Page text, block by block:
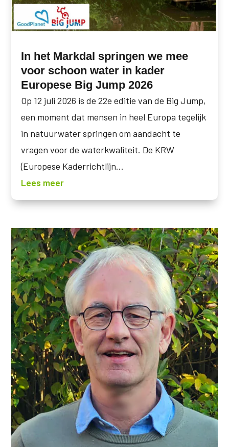
In het Markdal springen we mee
voor schoon water in kader
Europese Big Jump 2026
Op 12 juli 2026 is de 22e editie van de Big Jump,
een moment dat mensen in heel Europa tegelijk
in natuurwater springen om aandacht te
vragen voor de waterkwaliteit. De KRW
(Europese Kaderrichtlijn...
Lees meer